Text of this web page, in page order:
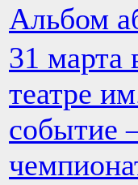
Альбом
31 марта
театре
событие